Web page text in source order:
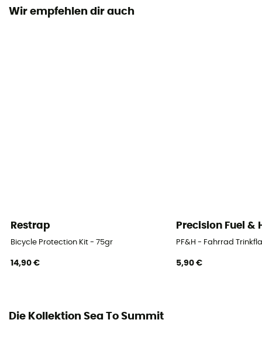
Wir empfehlen dir auch
Restrap
Bicycle Protection Kit - 75gr
14,90 €
Precision Fuel &
PF&H - Fahrrad
5,90 €
Die Kollektion Sea To Summit